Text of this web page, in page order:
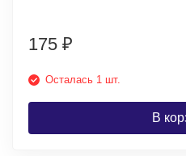
175 ₽
Осталась 1 шт.
В